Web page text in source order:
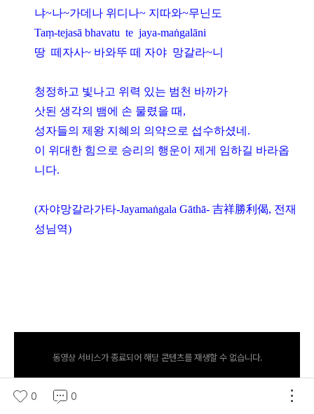
냐~나~가데나 위디나~ 지따와~무닌도
Taṃ-tejasā bhavatu te jaya-maṅgalāni
땅 떼자사~ 바와뚜 떼 자야 망갈라~니
청정하고 빛나고 위력 있는 범천 바까가
삿된 생각의 뱀에 손 물렸을 때 ,
성자들의 제왕 지혜의 의약으로 섭수하셨네 .
이 위대한 힘으로 승리의 행운이 제게 임하길 바라옵
니다.
(자야망갈라가타-Jayamaṅgala Gāthā- 吉祥勝利偈, 전재
성님역)
동영상 서비스가 종료되어 해당 콘텐츠를 재생할 수 없습니다.
0 0